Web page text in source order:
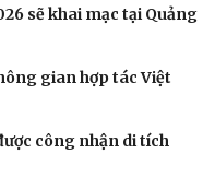
sẽ khai mạc tại Quảng
gian hợp tác Việt
công nhận di tích